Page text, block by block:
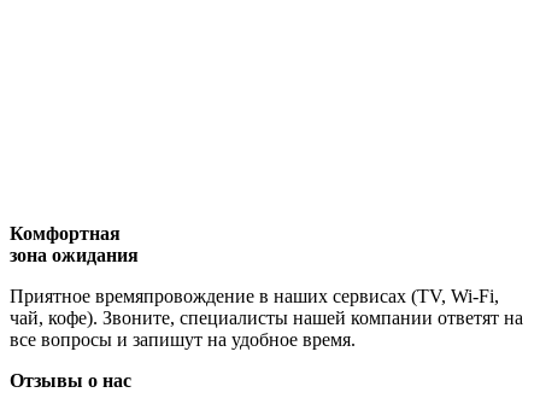
Комфортная
зона ожидания
Приятное времяпровождение в наших сервисах (TV, Wi-Fi,
чай, кофе). Звоните, специалисты нашей компании ответят на
все вопросы и запишут на удобное время.
Отзывы о нас